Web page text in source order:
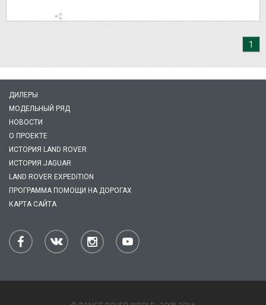
1
ДИЛЕРЫ
МОДЕЛЬНЫЙ РЯД
НОВОСТИ
О ПРОЕКТЕ
ИСТОРИЯ LAND ROVER
ИСТОРИЯ JAGUAR
LAND ROVER EXPEDITION
ПРОГРАММА ПОМОЩИ НА ДОРОГАХ
КАРТА САЙТА